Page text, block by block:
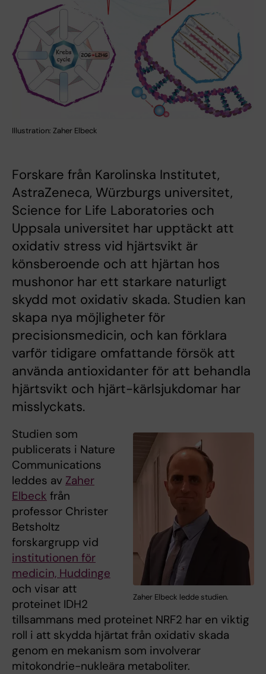
Illustration: Zaher Elbeck
Forskare från Karolinska Institutet,
AstraZeneca, Würzburgs universitet,
Science for Life Laboratories och
Uppsala universitet har upptäckt att
oxidativ stress vid hjärtsvikt är
könsberoende och att hjärtan hos
mushonor har ett starkare naturligt
skydd mot oxidativ skada. Studien kan
skapa nya möjligheter för
precisionsmedicin, och kan förklara
varför tidigare omfattande försök att
använda antioxidanter för att behandla
hjärtsvikt och hjärt-kärlsjukdomar har
misslyckats.
Zaher Elbeck ledde studien.
Studien som
publicerats i Nature
Communications
leddes av Zaher
Elbeck från
professor Christer
Betsholtz
forskargrupp vid
institutionen för
medicin, Huddinge
och visar att
proteinet IDH2
tillsammans med proteinet NRF2 har en viktig
roll i att skydda hjärtat från oxidativ skada
genom en mekanism som involverar
mitokondrie-nukleära metaboliter.